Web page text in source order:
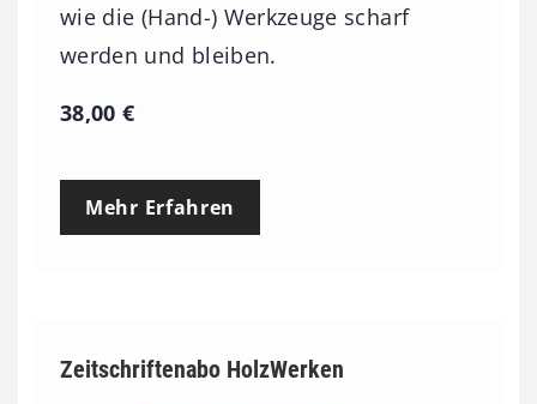
wie die (Hand-) Werkzeuge scharf
werden und bleiben.
38,00€
Mehr Erfahren
Zeitschriftenabo HolzWerken